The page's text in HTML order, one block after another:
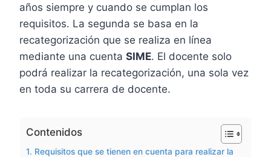
años siempre y cuando se cumplan los
requisitos. La segunda se basa en la
recategorización que se realiza en línea
mediante una cuenta SIME. El docente solo
podrá realizar la recategorización, una sola vez
en toda su carrera de docente.
Contenidos
1. Requisitos que se tienen en cuenta para realizar la